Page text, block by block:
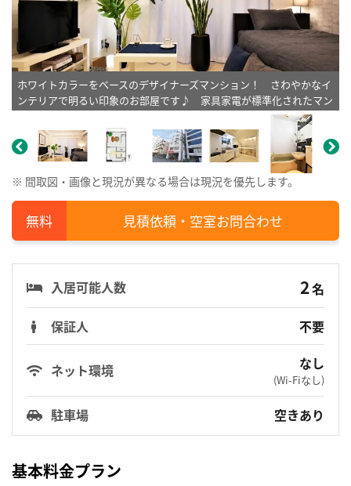
ホワイトカラーをベースのデザイナーズマンション！ さわやかなイ
ンテリアで明るい印象のお部屋です♪ 家具家電が標準化されたマン
スリーです♪※植木と額とクッションなどは写真用です。
※ 間取図・画像と現況が異なる場合は現況を優先します。
見積依頼・空室お問合わせ
入居可能人数 2名
保証人
不要
ネット環境 なし
(Wi-Fiなし)
駐車場 空きあり
基本料金プラン